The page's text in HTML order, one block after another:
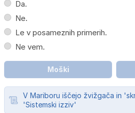
Da.
Ne.
Le v posameznih primerih.
Ne vem.
Moški
V Mariboru iščejo žvižgača in
'Sistemski izziv'